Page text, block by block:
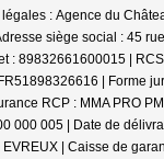
: Agence du
siège social : 45
: 89832661600015 |
| Forme
RCP : MMA PRO
000 005 | Date de
| Caisse de